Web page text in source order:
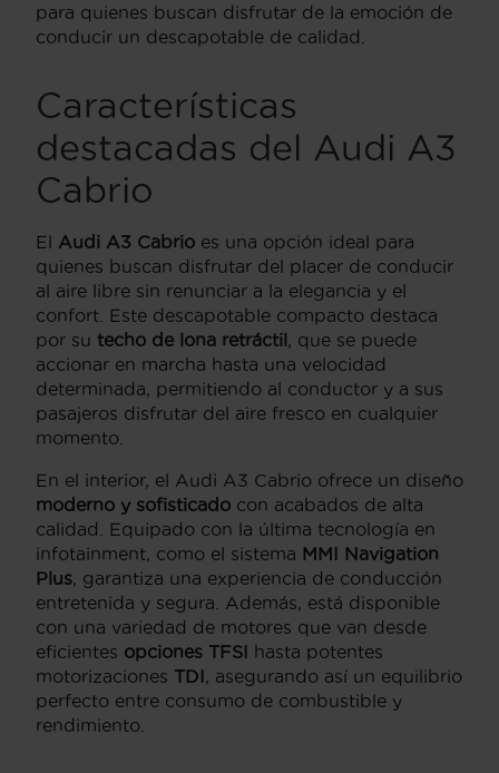
para quienes buscan disfrutar de la emoción de
conducir un descapotable de calidad.
Características
destacadas del Audi A3
Cabrio
El Audi A3 Cabrio es una opción ideal para
quienes buscan disfrutar del placer de conducir
al aire libre sin renunciar a la elegancia y el
confort. Este descapotable compacto destaca
por su techo de lona retráctil, que se puede
accionar en marcha hasta una velocidad
determinada, permitiendo al conductor y a sus
pasajeros disfrutar del aire fresco en cualquier
momento.
En el interior, el Audi A3 Cabrio ofrece un diseño
moderno y sofisticado con acabados de alta
calidad. Equipado con la última tecnología en
infotainment, como el sistema MMI Navigation
Plus, garantiza una experiencia de conducción
entretenida y segura. Además, está disponible
con una variedad de motores que van desde
eficientes opciones TFSI hasta potentes
motorizaciones TDI, asegurando así un equilibrio
perfecto entre consumo de combustible y
rendimiento.